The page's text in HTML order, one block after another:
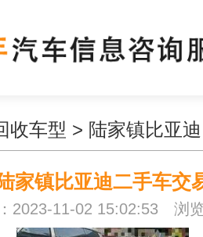
收车型 > 陆家镇比亚迪
家镇比亚迪二手车交
2023-11-02 15:02:53 浏